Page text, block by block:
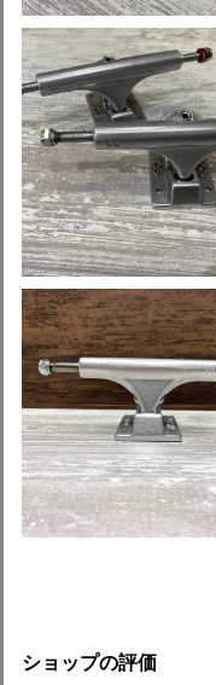
ショップの評価